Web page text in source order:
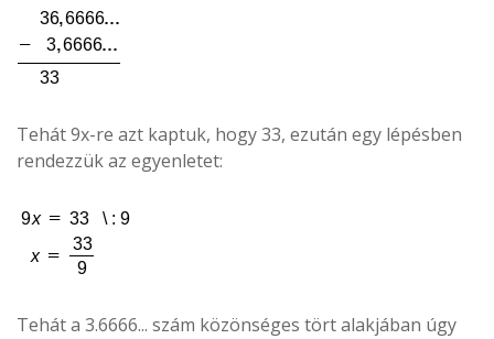
Tehát 9x-re azt kaptuk, hogy 33, ezután egy lépésben
rendezzük az egyenletet:
Tehát a 3.6666... szám közönséges tört alakjában úgy